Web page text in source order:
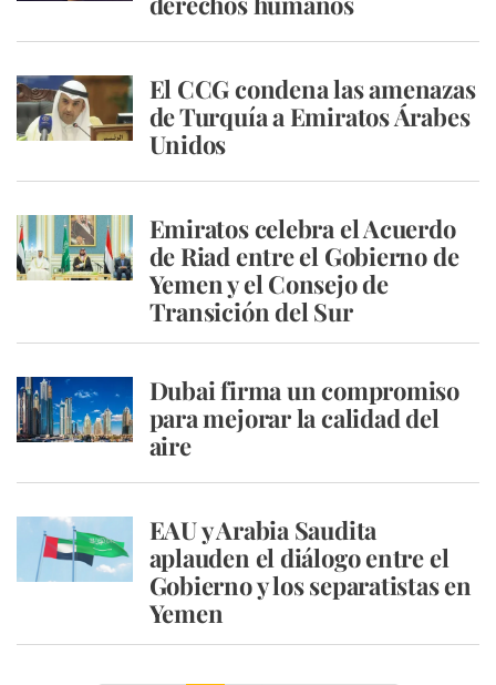
El CCG condena las amenazas
de Turquía a Emiratos Árabes
Unidos
Emiratos celebra el Acuerdo
de Riad entre el Gobierno de
Yemen y el Consejo de
Transición del Sur
Dubai firma un compromiso
para mejorar la calidad del
aire
EAU y Arabia Saudita
aplauden el diálogo entre el
Gobierno y los separatistas en
Yemen